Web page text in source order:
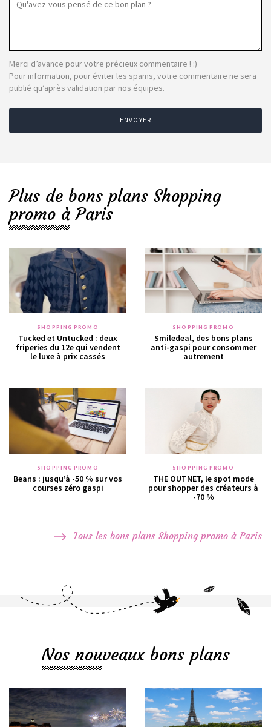
Merci d’avance pour votre précieux commentaire ! :)
Pour information, pour éviter les spams, votre commentaire ne sera
publié qu’après validation par nos équipes.
ENVOYER
Plus de bons plans Shopping
promo à Paris
SHOPPING PROMO
Tucked et Untucked : deux
friperies du 12e qui vendent
le luxe à prix cassés
SHOPPING PROMO
Smiledeal, des bons plans
anti-gaspi pour consommer
autrement
SHOPPING PROMO
Beans : jusqu’à -50 % sur vos
courses zéro gaspi
SHOPPING PROMO
THE OUTNET, le spot mode
pour shopper des créateurs à
-70 %
Tous les bons plans Shopping promo à Paris
Nos nouveaux bons plans